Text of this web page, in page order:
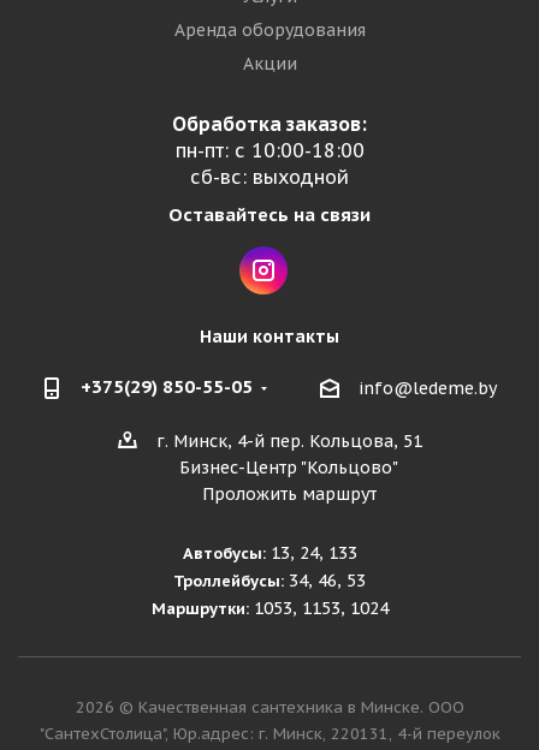
Аренда оборудования
Акции
Обработка заказов:
пн-пт: с 10:00-18:00
сб-вс: выходной
Оставайтесь на связи
Наши контакты
+375(29) 850-55-05 info@ledeme.by
г. Минск, 4-й пер. Кольцова, 51
Бизнес-Центр "Кольцово"
Проложить маршрут
Автобусы:13, 24, 133
Троллейбусы: 34, 46, 53
Маршрутки:1053, 1153, 1024
2026 © Качественная сантехника в Минске. ООО
"СантехСтолица", Юр.адрес: г. Минск, 220131, 4-й переулок